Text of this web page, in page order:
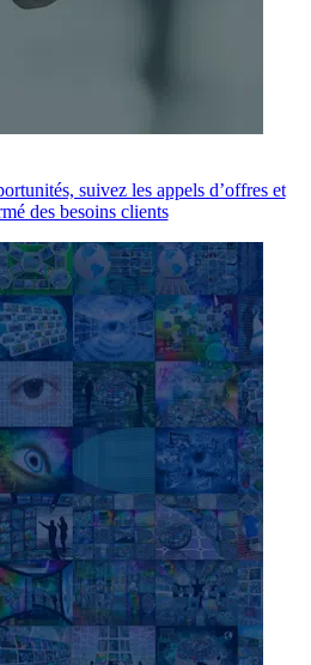
suivez les appels d’offres et
des besoins clients